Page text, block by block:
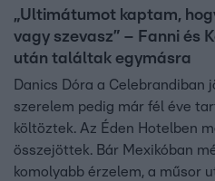
„Ultimátumot kaptam,
vagy szevasz” – Fanni és
után találtak egymásra
Danics Dóra a Celebrandiban
szerelem pedig már fél éve
költöztek. Az Éden Hotelben
összejöttek. Bár Mexikóban
komolyabb érzelem, a műsor